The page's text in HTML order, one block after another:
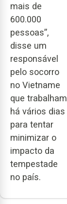
mais de
600.000
pessoas”,
disse um
responsável
pelo socorro
no Vietname
que trabalham
há vários dias
para tentar
minimizar o
impacto da
tempestade
no país.